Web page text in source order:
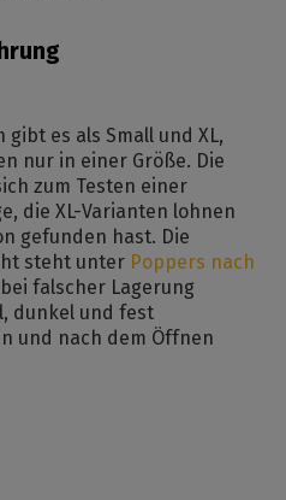
es als Small und XL,
nur in einer Größe. Die
zum Testen einer
die XL-Varianten lohnen
gefunden hast. Die
steht unter Poppers nach
falscher Lagerung
dunkel und fest
und nach dem Öffnen